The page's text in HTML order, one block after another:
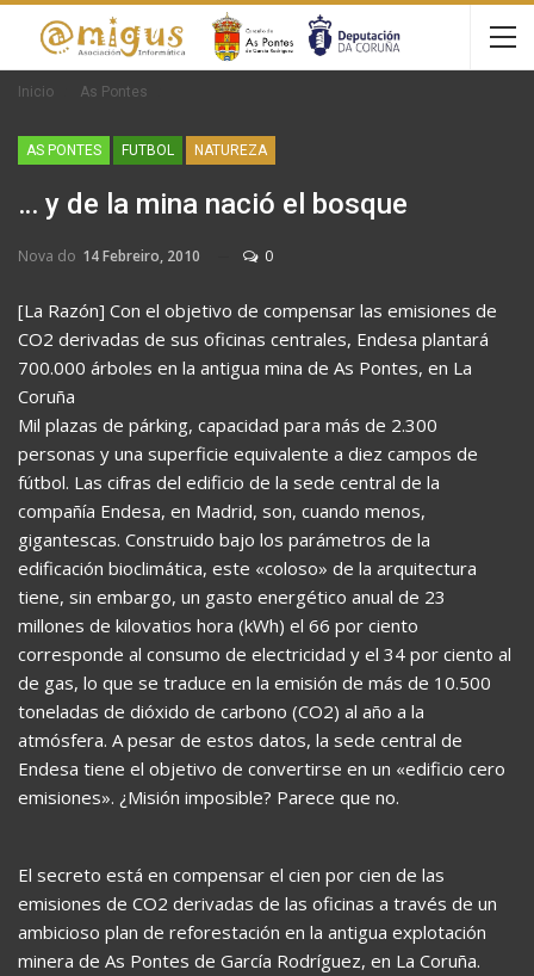
Inicio As Pontes
AS PONTES FUTBOL NATUREZA
… y de la mina nació el bosque
Nova do 14 Febreiro, 2010 0
[La Razón] Con el objetivo de compensar las emisiones de
CO2 derivadas de sus oficinas centrales, Endesa plantará
700.000 árboles en la antigua mina de As Pontes, en La
Coruña
Mil plazas de párking, capacidad para más de 2.300
personas y una superficie equivalente a diez campos de
fútbol. Las cifras del edificio de la sede central de la
compañía Endesa, en Madrid, son, cuando menos,
gigantescas. Construido bajo los parámetros de la
edificación bioclimática, este «coloso» de la arquitectura
tiene, sin embargo, un gasto energético anual de 23
millones de kilovatios hora (kWh) el 66 por ciento
corresponde al consumo de electricidad y el 34 por ciento al
de gas, lo que se traduce en la emisión de más de 10.500
toneladas de dióxido de carbono (CO2) al año a la
atmósfera. A pesar de estos datos, la sede central de
Endesa tiene el objetivo de convertirse en un «edificio cero
emisiones». ¿Misión imposible? Parece que no.
El secreto está en compensar el cien por cien de las
emisiones de CO2 derivadas de las oficinas a través de un
ambicioso plan de reforestación en la antigua explotación
minera de As Pontes de García Rodríguez, en La Coruña.